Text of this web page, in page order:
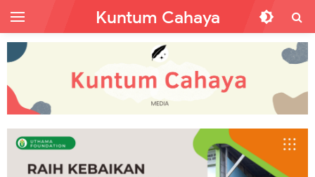
Kuntum Cahaya